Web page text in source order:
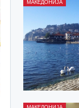
МАКЕДОНИЈА